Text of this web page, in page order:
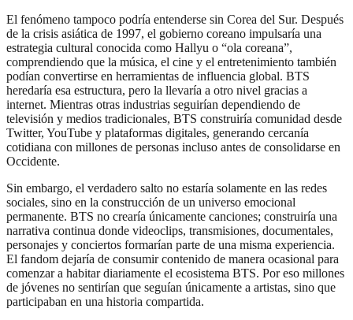
El fenómeno tampoco podría entenderse sin Corea del Sur. Después
de la crisis asiática de 1997, el gobierno coreano impulsaría una
estrategia cultural conocida como Hallyu o “ola coreana”,
comprendiendo que la música, el cine y el entretenimiento también
podían convertirse en herramientas de influencia global. BTS
heredaría esa estructura, pero la llevaría a otro nivel gracias a
internet. Mientras otras industrias seguirían dependiendo de
televisión y medios tradicionales, BTS construiría comunidad desde
Twitter, YouTube y plataformas digitales, generando cercanía
cotidiana con millones de personas incluso antes de consolidarse en
Occidente.
Sin embargo, el verdadero salto no estaría solamente en las redes
sociales, sino en la construcción de un universo emocional
permanente. BTS no crearía únicamente canciones; construiría una
narrativa continua donde videoclips, transmisiones, documentales,
personajes y conciertos formarían parte de una misma experiencia.
El fandom dejaría de consumir contenido de manera ocasional para
comenzar a habitar diariamente el ecosistema BTS. Por eso millones
de jóvenes no sentirían que seguían únicamente a artistas, sino que
participaban en una historia compartida.